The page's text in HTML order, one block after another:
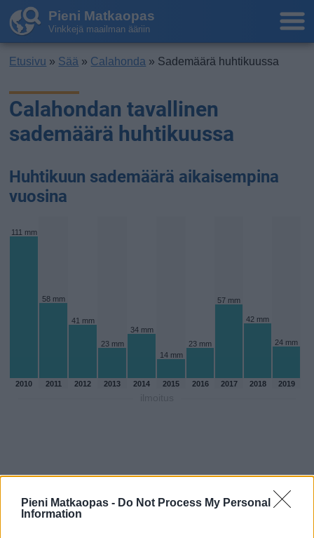
Pieni Matkaopas - Do Not Process My Personal
Information
Pieni Matkaopas
Vinkkejä maailman ääriin
Etusivu » Sää » Calahonda » Sademäärä huhtikuussa
Calahondan tavallinen
sademäärä huhtikuussa
Huhtikuun sademäärä aikaisempina
vuosina
111 mm
58 mm
41 mm
23 mm
34 mm
14 mm
23 mm
57 mm
42 mm
24 mm
2010 2011 2012 2013 2014 2015 2016 2017 2018 2019